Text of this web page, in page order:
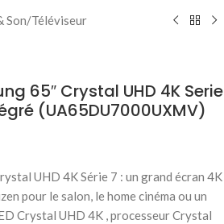
Son/Téléviseur
65″ Crystal UHD 4K Serie
(UA65DU7000UXMV)
UHD 4K Série 7 : un grand écran 4K
pour le salon, le home cinéma ou un
Crystal UHD 4K , processeur Crystal